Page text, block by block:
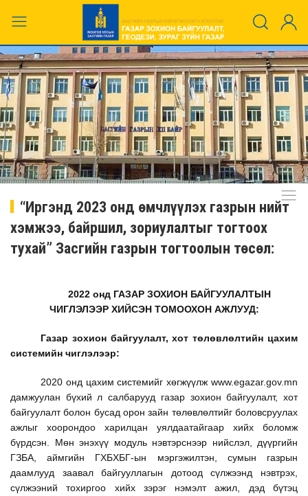
“Иргэнд 2023 онд өмчлүүлэх газрын нийт
хэмжээ, байршил, зориулалтыг тогтоох
тухай” Засгийн газрын тогтоолын төсөл:
2022 онд ГАЗАР ЗОХИОН БАЙГУУЛАЛТЫН
ЧИГЛЭЛЭЭР ХИЙСЭН ТОМООХОН АЖЛУУД:
Газар зохион байгуулалт, хот төлөвлөлтийн цахим
системийн чиглэлээр:
2020 онд цахим системийг хөгжүүлж www.egazar.gov.mn
дамжуулан бүхий л салбарууд газар зохион байгуулалт, хот
байгуулалт болон бусад орон зайн төлөвлөлтийг боловсруулах
ажлыг хоорондоо харилцан уялдаатайгаар хийх боломж
бүрдсэн. Мөн энэхүү модуль нэвтэрснээр нийслэл, дүүргийн
ГЗБА, аймгийн ГХБХБГ-ын мэргэжилтэн, сумын газрын
даамлууд заавал байгууллагын дотоод сүлжээнд нэвтрэх,
сүлжээний тохиргоо хийх зэрэг нэмэлт ажил, дэд бүтэц